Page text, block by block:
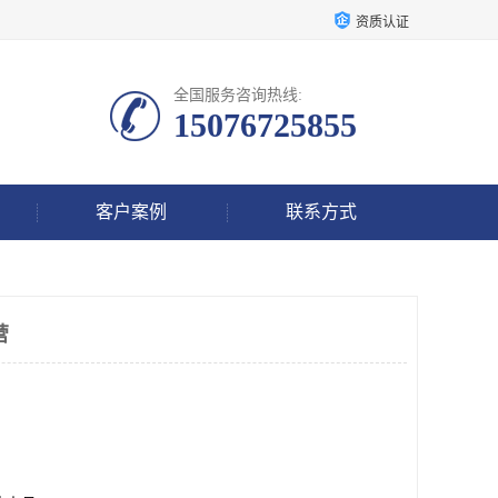
资质认证
全国服务咨询热线:
15076725855
客户案例 联系方式